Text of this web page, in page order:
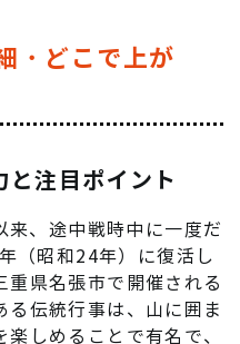
・どこで上が
注目ポイント
、途中戦時中に一度だ
（昭和24年）に復活し
重県名張市で開催される
伝統行事は、山に囲ま
しめることで有名で、